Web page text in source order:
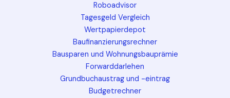
Roboadvisor
Tagesgeld Vergleich
Wertpapierdepot
Baufinanzierungsrechner
Bausparen und Wohnungsbauprämie
Forwarddarlehen
Grundbuchaustrag und -eintrag
Budgetrechner